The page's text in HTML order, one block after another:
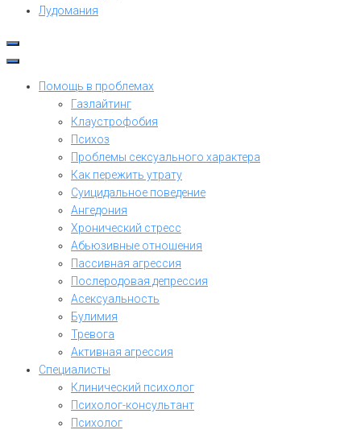
Лудомания
Помощь в проблемах
Газлайтинг
Клаустрофобия
Психоз
Проблемы сексуального характера
Как пережить утрату
Суицидальное поведение
Ангедония
Хронический стресс
Абьюзивные отношения
Пассивная агрессия
Послеродовая депрессия
Асексуальность
Булимия
Тревога
Активная агрессия
Специалисты
Клинический психолог
Психолог-консультант
Психолог